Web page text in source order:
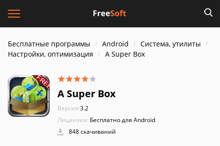
Бесплатные программы Android
Система, утилиты
Настройки, оптимизация
A Super Box
A Super Box
Версия:3.2
Лицензия: Бесплатно для Android
848 скачиваний